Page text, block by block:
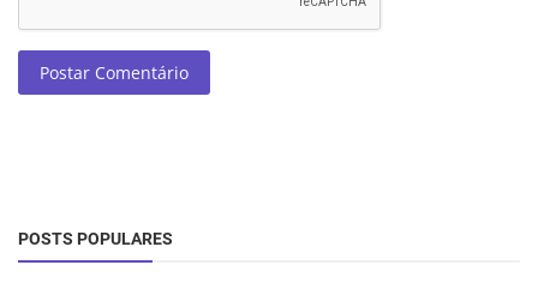
Postar Comentário
POSTS POPULARES